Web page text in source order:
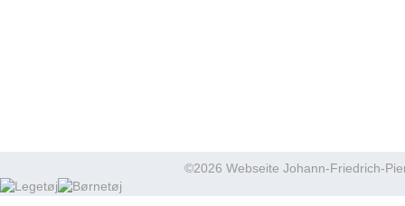
©2026 Webseite Johann-Friedrich-